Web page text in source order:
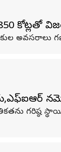
కోట్లతో
గరిష్ఠ